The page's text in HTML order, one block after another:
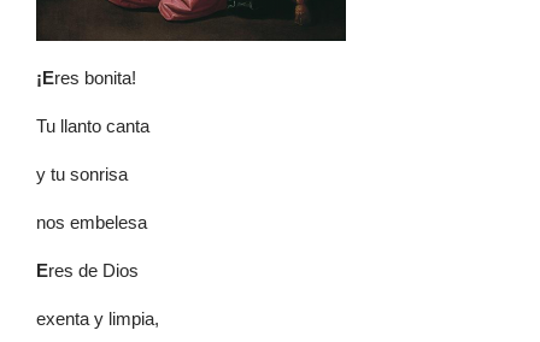
¡Eres bonita!
Tu llanto canta
y tu sonrisa
nos embelesa
Eres de Dios
exenta y limpia,